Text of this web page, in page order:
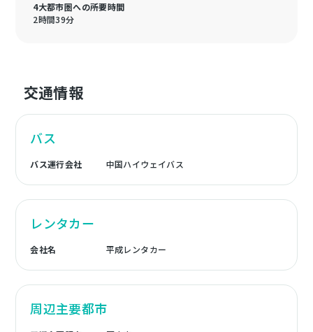
4大都市圏への所要時間
2時間39分
交通情報
バス
バス運行会社 中国ハイウェイバス
レンタカー
会社名 平成レンタカー
周辺主要都市